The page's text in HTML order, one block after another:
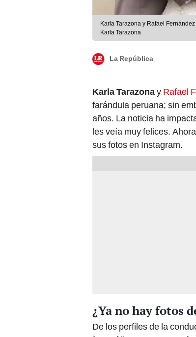
Karla Tarazona y Rafael
Karla Tarazona
farándula peruana; sin
años. La noticia ha
les veía muy felices.
sus fotos en Instagram.
De los perfiles de la
fotográficas que